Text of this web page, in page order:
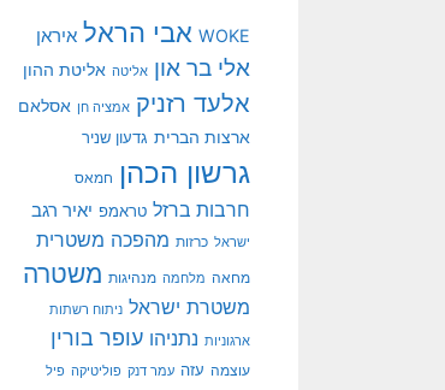
WOKE אבי הראל איראן
אלי בר און אליטה אליטת ההון
אלעד רזניק אמציה חן אסלאם
ארצות הברית גדעון שניר
גרשון הכהן חמאס
חרבות ברזל טראמפ יאיר רגב
ישראל כרזות מהפכה משטרית
מחאה מלחמה מנהיגות משטרה
משטרת ישראל ניתוח רשתות
ארגוניות נתניהו עופר בורין
עוצמה עזה עמר דנק פוליטיקה פיל